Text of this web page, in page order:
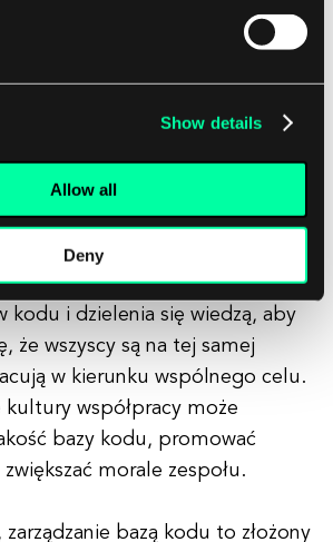
Show details
Allow all
Deny
Refaktoryzacja bazy
nowych funkcji i
błędów w przyszłości.
współpracy i komunikacji:
bazą kodu wymaga
i komunikacji między członkami
do otwartej komunikacji,
kodu i dzielenia się wiedzą, aby
że wszyscy są na tej samej
w kierunku wspólnego celu.
kultury współpracy może
bazy kodu, promować
morale zespołu.
bazą kodu to złożony